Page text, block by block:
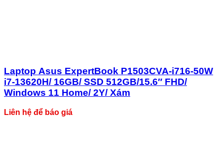
Laptop Asus ExpertBook P1503CVA-i716-50W
i7-13620H/ 16GB/ SSD 512GB/15.6″ FHD/
Windows 11 Home/ 2Y/ Xám
Liên hệ để báo giá